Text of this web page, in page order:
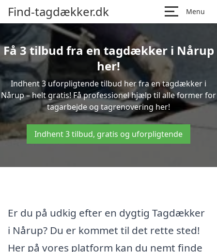
Find-tagdækker.dk Menu
Få 3 tilbud fra en tagdækker i Nårup
her!
Indhent 3 uforpligtende tilbud her fra en tagdækker i
Nårup – helt gratis! Få professionel hjælp til alle former for
tagarbejde og tagrenovering her!
Indhent 3 tilbud, gratis og uforpligtende
Er du på udkig efter en dygtig Tagdækker
i Nårup? Du er kommet til det rette sted!
Her på vores platform kan du nemt finde